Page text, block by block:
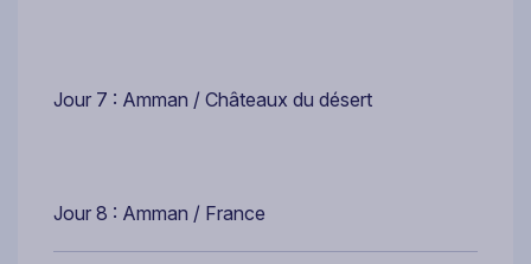
Jour 7 : Amman / Châteaux du désert
Jour 8 : Amman / France